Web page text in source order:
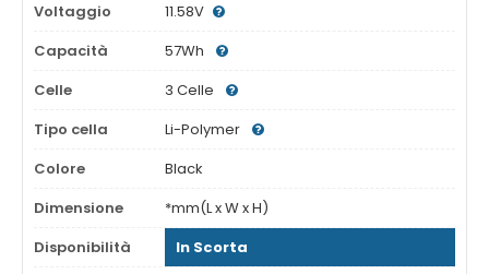
Voltaggio
11.58V
Capacità
57Wh
Celle
3 Celle
Tipo cella
Li-Polymer
Colore
Black
Dimensione
*mm(L x W x H)
Disponibilità
In Scorta